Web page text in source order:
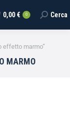
0,00 € 0 Cerca
effetto marmo”
MARMO